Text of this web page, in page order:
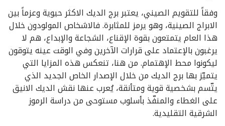
وفقاً للتقويم الصيني، يعتبر برج الديك الاكثر حيوية وعزماً بين
الابراج الصينية، وهو يرمز للمثابرة. فالاشخاص المولودون خلال
هذا العام يتمتعون بقوة الإقناع، الشجاعة والإبداع، هم لا
يرغبون بالإعتماد على قرارات الآخرين وفي الوقت عينه يتوقون
ليكونوا محط الإهتمام. من هنا، تنعكس هذه المزايا التي
يتميّز بها برج الديك من خلال الإصدار الخاص الجديد الذي
يتّسم بشخصية قوية ومتأنقة، يُعرب عنها نقش الديك الانيق
على الغطاء والمنفّذ بأسلوب مستوحى من دراسة الرموز
الشرقية التقليدية.